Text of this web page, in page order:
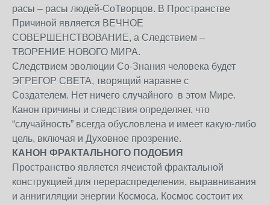
расы – расы людей-СоТворцов. В Пространстве
Причиной является ВЕЧНОЕ
СОВЕРШЕНСТВОВАНИЕ, а Следствием –
ТВОРЕНИЕ НОВОГО МИРА.
Следствием эволюции Со-Знания человека будет
ЭГРЕГОР СВЕТА, творящий наравне с
Создателем. Нет ничего случайного в этом Мире.
Канон причины и следствия определяет, что
“случайность” всегда обусловлена и имеет какую-либо
цель, включая и Духовное прозрение.
КАНОН ФРАКТАЛЬНОГО ПОДОБИЯ
Пространство является ячеистой фрактальной
конструкцией для перераспределения, выравнивания
и аннигиляции энергии Космоса. Космос состоит их